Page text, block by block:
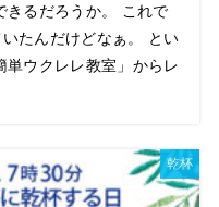
きるだろうか。 これで
たんだけどなぁ。 とい
単ウクレレ教室」からレ
乾杯